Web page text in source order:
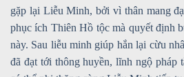
gặp lại Liễu Minh, bởi vì thân mang
phục ích Thiên Hồ tộc mà quyết định
này. Sau liễu minh giúp hắn lại cừu
đã đạt tới thông huyền, lĩnh ngộ pháp